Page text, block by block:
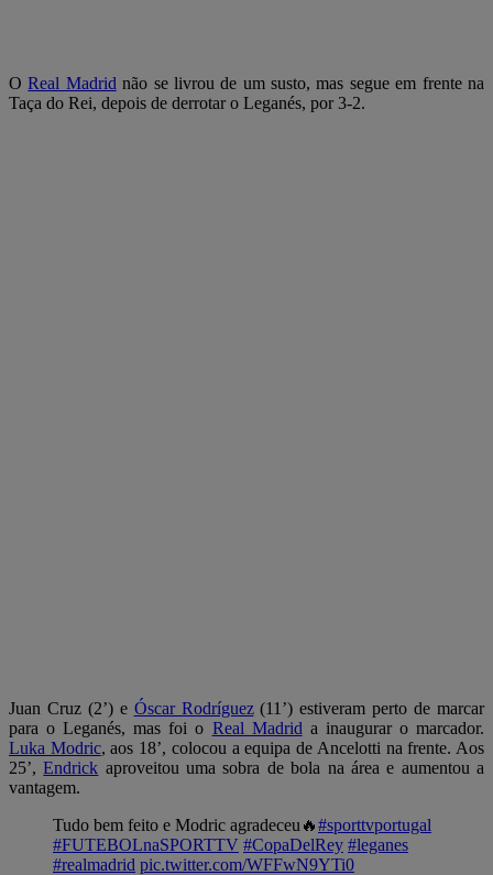
OReal Madrid não se livrou de um susto, mas segue em frente na
Taça do Rei, depois de derrotar o Leganés, por 3-2.
Juan Cruz (2’) e Óscar Rodríguez(11’) estiveram perto de marcar
para o Leganés, mas foi o Real Madrid a inaugurar o marcador.
Luka Modric, aos 18’, colocou a equipa de Ancelotti na frente. Aos
25’,Endrick aproveitou uma sobra de bola na área e aumentou a
vantagem.
Tudo bem feito e Modric agradeceu🔥#sporttvportugal
#FUTEBOLnaSPORTTV #CopaDelRey #leganes
#realmadrid pic.twitter.com/WFFwN9YTi0